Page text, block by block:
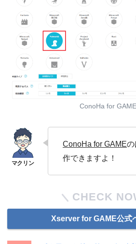
ConoHa for GAME
ConoHa for GAMEの
作できますよ！
CHECK
Xserver for GAME公式